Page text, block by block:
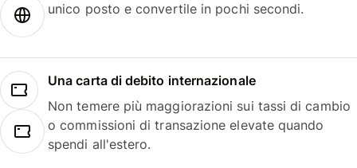
unico posto e convertile in pochi secondi.
Una carta di debito internazionale
Non temere più maggiorazioni sui tassi di cambio
o commissioni di transazione elevate quando
spendi all'estero.